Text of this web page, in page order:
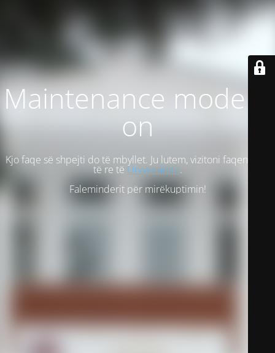
Maintenance mode is
on
Kjo faqe së shpejti do të mbyllet. Ju lutem, vizitoni faqen tonë
të re të Universitetit.
Faleminderit për mirëkuptimin!